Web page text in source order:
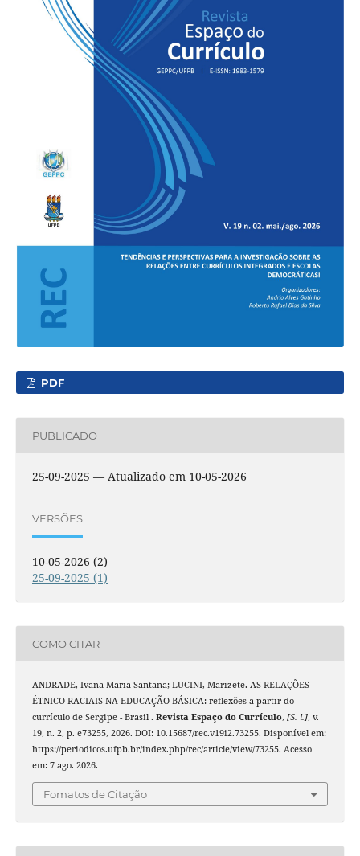
PDF
PUBLICADO
25-09-2025 — Atualizado em 10-05-2026
VERSÕES
10-05-2026 (2)
25-09-2025 (1)
COMO CITAR
ANDRADE, Ivana Maria Santana; LUCINI, Marizete. AS RELAÇÕES
ÉTNICO-RACIAIS NA EDUCAÇÃO BÁSICA: reflexões a partir do
currículo de Sergipe - Brasil . Revista Espaço do Currículo, [S. l.], v.
19, n. 2, p. e73255, 2026. DOI: 10.15687/rec.v19i2.73255. Disponível em:
https://periodicos.ufpb.br/index.php/rec/article/view/73255. Acesso
em: 7 ago. 2026.
Fomatos de Citação